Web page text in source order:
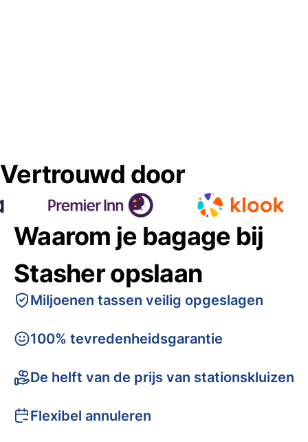
Vertrouwd door
Waarom je bagage bij
Stasher opslaan
Miljoenen tassen veilig opgeslagen
100% tevredenheidsgarantie
De helft van de prijs van stationskluizen
Flexibel annuleren